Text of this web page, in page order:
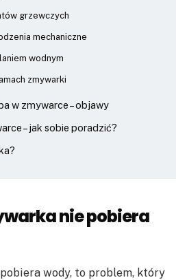
grzewczych
mechaniczne
wodnym
zmywarki
w zmywarce – objawy
– jak sobie poradzić?
nie pobiera
wody, to problem, który